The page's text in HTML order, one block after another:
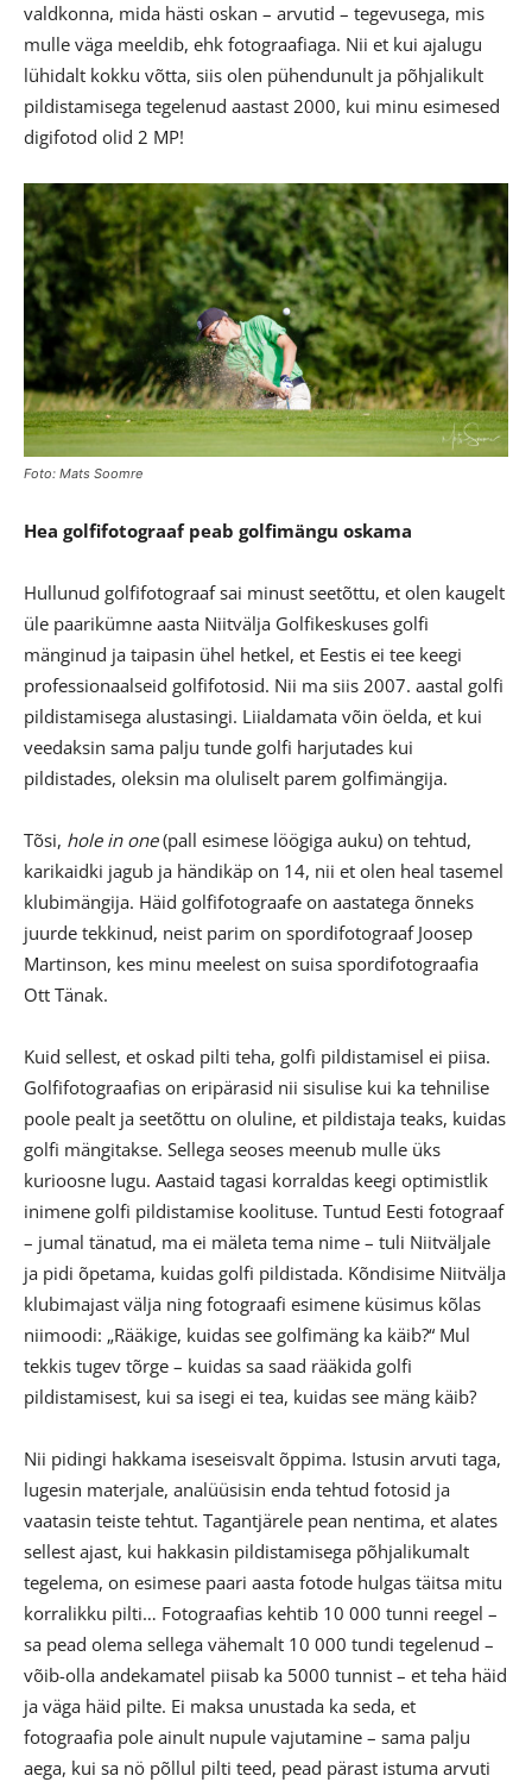
valdkonna, mida hästi oskan – arvutid – tegevusega, mis
mulle väga meeldib, ehk fotograafiaga. Nii et kui ajalugu
lühidalt kokku võtta, siis olen pühendunult ja põhjalikult
pildistamisega tegelenud aastast 2000, kui minu esimesed
digifotod olid 2 MP!
Foto: Mats Soomre
Hea golfifotograaf peab golfimängu oskama
Hullunud golfifotograaf sai minust seetõttu, et olen kaugelt
üle paarikümne aasta Niitvälja Golfikeskuses golfi
mänginud ja taipasin ühel hetkel, et Eestis ei tee keegi
professionaalseid golfifotosid. Nii ma siis 2007. aastal golfi
pildistamisega alustasingi. Liialdamata võin öelda, et kui
veedaksin sama palju tunde golfi harjutades kui
pildistades, oleksin ma oluliselt parem golfimängija.
Tõsi, hole in one(pall esimese löögiga auku) on tehtud,
karikaidki jagub ja händikäp on 14, nii et olen heal tasemel
klubimängija. Häid golfifotograafe on aastatega õnneks
juurde tekkinud, neist parim on spordifotograaf Joosep
Martinson, kes minu meelest on suisa spordifotograafia
Ott Tänak.
Kuid sellest, et oskad pilti teha, golfi pildistamisel ei piisa.
Golfifotograafias on eripärasid nii sisulise kui ka tehnilise
poole pealt ja seetõttu on oluline, et pildistaja teaks, kuidas
golfi mängitakse. Sellega seoses meenub mulle üks
kurioosne lugu. Aastaid tagasi korraldas keegi optimistlik
inimene golfi pildistamise koolituse. Tuntud Eesti fotograaf
– jumal tänatud, ma ei mäleta tema nime – tuli Niitväljale
ja pidi õpetama, kuidas golfi pildistada. Kõndisime Niitvälja
klubimajast välja ning fotograafi esimene küsimus kõlas
niimoodi: „Rääkige, kuidas see golfimäng ka käib?“ Mul
tekkis tugev tõrge – kuidas sa saad rääkida golfi
pildistamisest, kui sa isegi ei tea, kuidas see mäng käib?
Nii pidingi hakkama iseseisvalt õppima. Istusin arvuti taga,
lugesin materjale, analüüsisin enda tehtud fotosid ja
vaatasin teiste tehtut. Tagantjärele pean nentima, et alates
sellest ajast, kui hakkasin pildistamisega põhjalikumalt
tegelema, on esimese paari aasta fotode hulgas täitsa mitu
korralikku pilti… Fotograafias kehtib 10 000 tunni reegel –
sa pead olema sellega vähemalt 10 000 tundi tegelenud –
võib-olla andekamatel piisab ka 5000 tunnist – et teha häid
ja väga häid pilte. Ei maksa unustada ka seda, et
fotograafia pole ainult nupule vajutamine – sama palju
aega, kui sa nö põllul pilti teed, pead pärast istuma arvuti